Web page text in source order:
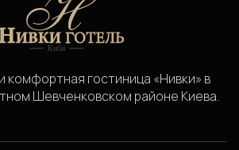
комфортная гостиница «Нивки» в
Шевченковском районе Киева.